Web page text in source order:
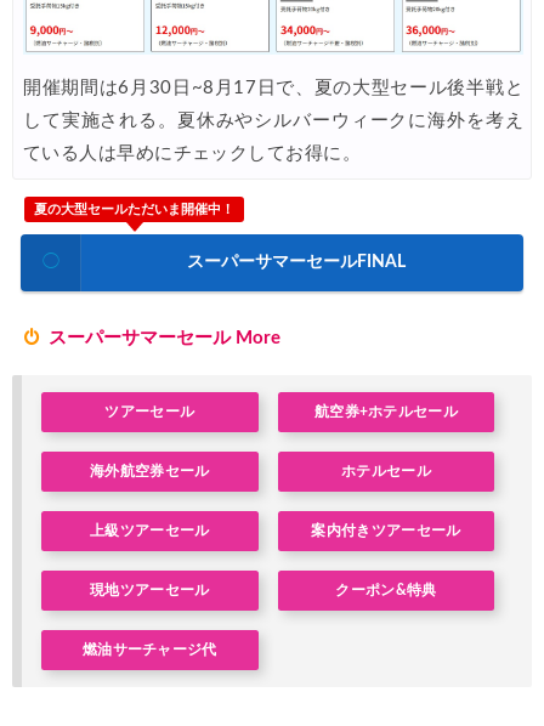
07/07 Trip.com) 航空券+ホテル 最大5,000円OFFクーポン
07/07 Trip.com) 海外航空券 最大3,000円OFFクーポン
07/07 Trip.com) ホテル 最大3,000円OFFクーポン
Trip.com) 空港送迎 50%OFFクーポン
07/07 Trip.com) サマーメガSALE
07/06 Trip.com) 台湾旅 最大50%OFFセール
07/03 Trip.com) 海外航空券(セントレア発) 最大7,000円OFFクーポ
07/03 HIS) 超目玉ツアー(スーパーサマーセール)
HIS) 海外航空券 2,000円OFFクーポン
JTB) エールフランス便(航空券+ホテル) 最大120,000円OFFク
JTB) ルフトハンザドイツ航空便(航空券+ホテル) 最大120,000円OFFク
07/01 JTB) KLMオランダ航空便(航空券+ホテル) 最大120,000円OFFク
JTB) オーストリア航空便(航空券+ホテル) 最大120,000円OFFク
JTB) ユナイテッド航空便(航空券+ホテル) 最大40,000円OFFクー
開催期間は6月30日~8月17日で、夏の大型セール後半戦と
して実施される。夏休みやシルバーウィークに海外を考え
ている人は早めにチェックしてお得に。
夏の大型セールただいま開催中！
◯ スーパーサマーセールFINAL
スーパーサマーセール More
ツアーセール 航空券+ホテルセール
海外航空券セール ホテルセール
上級ツアーセール 案内付きツアーセール
現地ツアーセール クーポン&特典
燃油サーチャージ代